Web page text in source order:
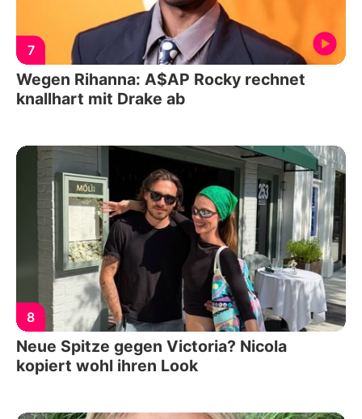
7
Wegen Rihanna: A$AP Rocky rechnet
knallhart mit Drake ab
8
Neue Spitze gegen Victoria? Nicola
kopiert wohl ihren Look